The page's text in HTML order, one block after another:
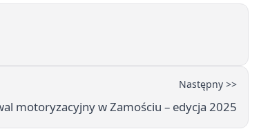
Następny >>
motoryzacyjny w Zamościu – edycja 2025